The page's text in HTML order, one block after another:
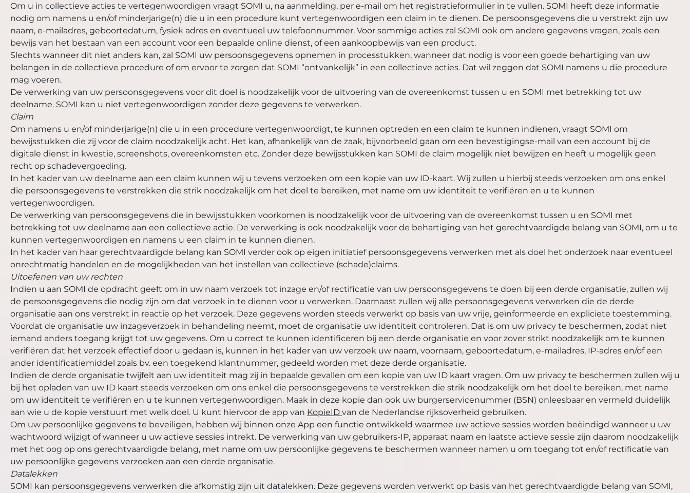
Om u in collectieve acties te vertegenwoordigen vraagt SOMI u, na aanmelding, per e-mail om het registratieformulier in te vullen. SOMI heeft deze informatie
nodig om namens u en/of minderjarige(n) die u in een procedure kunt vertegenwoordigen een claim in te dienen. De persoonsgegevens die u verstrekt zijn uw
naam, e-mailadres, geboortedatum, fysiek adres en eventueel uw telefoonnummer. Voor sommige acties zal SOMI ook om andere gegevens vragen, zoals een
bewijs van het bestaan van een account voor een bepaalde online dienst, of een aankoopbewijs van een product.
Slechts wanneer dit niet anders kan, zal SOMI uw persoonsgegevens opnemen in processtukken, wanneer dat nodig is voor een goede behartiging van uw
belangen in de collectieve procedure of om ervoor te zorgen dat SOMI “ontvankelijk” in een collectieve acties. Dat wil zeggen dat SOMI namens u die procedure
mag voeren.
De verwerking van uw persoonsgegevens voor dit doel is noodzakelijk voor de uitvoering van de overeenkomst tussen u en SOMI met betrekking tot uw
deelname. SOMI kan u niet vertegenwoordigen zonder deze gegevens te verwerken.
Claim
Om namens u en/of minderjarige(n) die u in een procedure vertegenwoordigt, te kunnen optreden en een claim te kunnen indienen, vraagt SOMI om
bewijsstukken die zij voor de claim noodzakelijk acht. Het kan, afhankelijk van de zaak, bijvoorbeeld gaan om een bevestigingse-mail van een account bij de
digitale dienst in kwestie, screenshots, overeenkomsten etc. Zonder deze bewijsstukken kan SOMI de claim mogelijk niet bewijzen en heeft u mogelijk geen
recht op schadevergoeding.
In het kader van uw deelname aan een claim kunnen wij u tevens verzoeken om een kopie van uw ID-kaart. Wij zullen u hierbij steeds verzoeken om ons enkel
die persoonsgegevens te verstrekken die strik noodzakelijk om het doel te bereiken, met name om uw identiteit te verifiëren en u te kunnen
vertegenwoordigen.
De verwerking van persoonsgegevens die in bewijsstukken voorkomen is noodzakelijk voor de uitvoering van de overeenkomst tussen u en SOMI met
betrekking tot uw deelname aan een collectieve actie. De verwerking is ook noodzakelijk voor de behartiging van het gerechtvaardigde belang van SOMI, om u te
kunnen vertegenwoordigen en namens u een claim in te kunnen dienen.
In het kader van haar gerechtvaardigde belang kan SOMI verder ook op eigen initiatief persoonsgegevens verwerken met als doel het onderzoek naar eventueel
onrechtmatig handelen en de mogelijkheden van het instellen van collectieve (schade)claims.
Uitoefenen van uw rechten
Indien u aan SOMI de opdracht geeft om in uw naam verzoek tot inzage en/of rectificatie van uw persoonsgegevens te doen bij een derde organisatie, zullen wij
de persoonsgegevens die nodig zijn om dat verzoek in te dienen voor u verwerken. Daarnaast zullen wij alle persoonsgegevens verwerken die de derde
organisatie aan ons verstrekt in reactie op het verzoek. Deze gegevens worden steeds verwerkt op basis van uw vrije, geïnformeerde en expliciete toestemming.
Voordat de organisatie uw inzageverzoek in behandeling neemt, moet de organisatie uw identiteit controleren. Dat is om uw privacy te beschermen, zodat niet
iemand anders toegang krijgt tot uw gegevens. Om u correct te kunnen identificeren bij een derde organisatie en voor zover strikt noodzakelijk om te kunnen
verifiëren dat het verzoek effectief door u gedaan is, kunnen in het kader van uw verzoek uw naam, voornaam, geboortedatum, e-mailadres, IP-adres en/of een
ander identificatiemiddel zoals bv. een toegekend klantnummer, gedeeld worden met deze derde organisatie.
Indien de derde organisatie twijfelt aan uw identiteit mag zij in bepaalde gevallen om een kopie van uw ID kaart vragen. Om uw privacy te beschermen zullen wij u
bij het opladen van uw ID kaart steeds verzoeken om ons enkel die persoonsgegevens te verstrekken die strik noodzakelijk om het doel te bereiken, met name
om uw identiteit te verifiëren en u te kunnen vertegenwoordigen. Maak in deze kopie dan ook uw burgerservicenummer (BSN) onleesbaar en vermeld duidelijk
aan wie u de kopie verstuurt met welk doel. U kunt hiervoor de app van KopieID van de Nederlandse rijksoverheid gebruiken.
Om uw persoonlijke gegevens te beveiligen, hebben wij binnen onze App een functie ontwikkeld waarmee uw actieve sessies worden beëindigd wanneer u uw
wachtwoord wijzigt of wanneer u uw actieve sessies intrekt. De verwerking van uw gebruikers-IP, apparaat naam en laatste actieve sessie zijn daarom noodzakelijk
met het oog op ons gerechtvaardigde belang, met name om uw persoonlijke gegevens te beschermen wanneer namen u om toegang tot en/of rectificatie van
uw persoonlijke gegevens verzoeken aan een derde organisatie.
Datalekken
SOMI kan persoonsgegevens verwerken die afkomstig zijn uit datalekken. Deze gegevens worden verwerkt op basis van het gerechtvaardigde belang van SOMI,